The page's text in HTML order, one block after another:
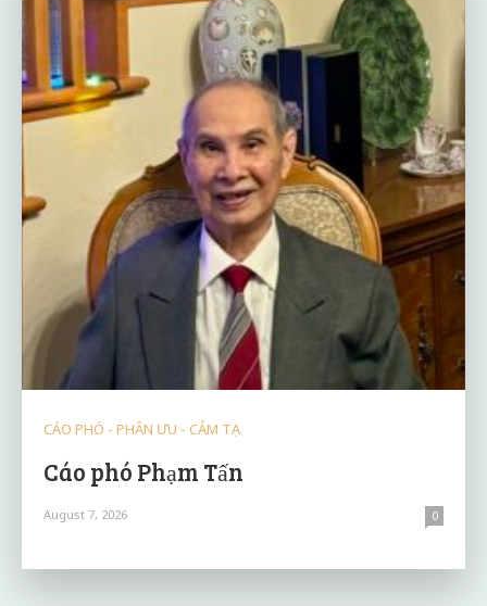
CÁO PHÓ - PHÂN ƯU - CẢM TẠ
Cáo phó Phạm Tấn
August 7, 2026 0